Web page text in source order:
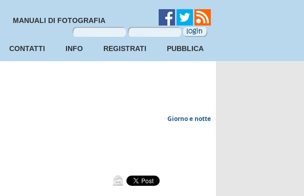
MANUALI DI FOTOGRAFIA
CONTATTI INFO REGISTRATI PUBBLICA
Giorno e notte